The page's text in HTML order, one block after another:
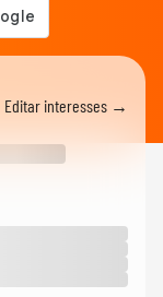
Editar interesses →